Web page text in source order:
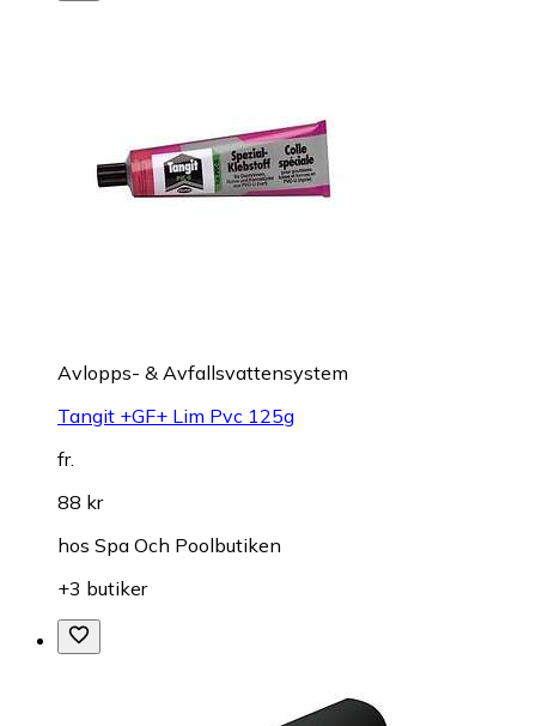
Avlopps- & Avfallsvattensystem
Tangit +GF+ Lim Pvc 125g
fr.
88 kr
hos Spa Och Poolbutiken
+3 butiker